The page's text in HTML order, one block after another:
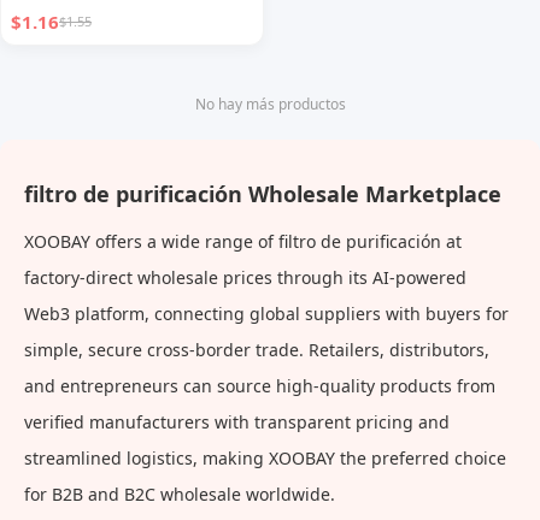
Universal Grifo Filtro de
$1.16$1.55
No hay más productos
filtro de purificación Wholesale Marketplace
XOOBAY offers a wide range of filtro de purificación at
factory-direct wholesale prices through its AI-powered
Web3 platform, connecting global suppliers with buyers for
simple, secure cross-border trade. Retailers, distributors,
and entrepreneurs can source high-quality products from
verified manufacturers with transparent pricing and
streamlined logistics, making XOOBAY the preferred choice
for B2B and B2C wholesale worldwide.